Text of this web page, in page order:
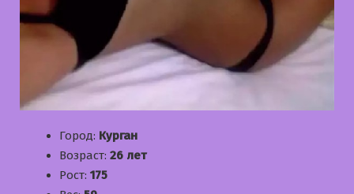
Город: Курган
Возраст: 26 лет
Рост: 175